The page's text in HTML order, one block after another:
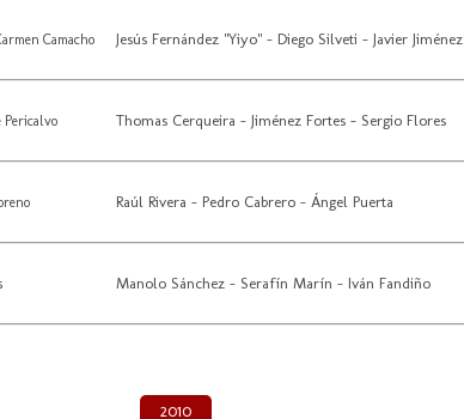
Camacho Jesús Fernández "Yiyo" - Diego Silveti - Javier Jiménez
Pericalvo Thomas Cerqueira - Jiménez Fortes - Sergio Flores
Raúl Rivera - Pedro Cabrero - Ángel Puerta
Manolo Sánchez - Serafín Marín - Iván Fandiño
2010